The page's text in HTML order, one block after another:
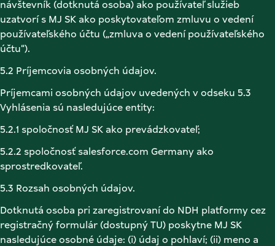
návštevník (dotknutá osoba) ako používateľ služieb
uzatvorí s MJ SK ako poskytovateľom zmluvu o vedení
používateľského účtu („zmluva o vedení používateľského
účtu“).
5.2 Príjemcovia osobných údajov.
Príjemcami osobných údajov uvedených v odseku 5.3
Vyhlásenia sú nasledujúce entity:
5.2.1 spoločnosť MJ SK ako prevádzkovateľ;
5.2.2 spoločnosť salesforce.com Germany ako
sprostredkovateľ.
5.3 Rozsah osobných údajov.
Dotknutá osoba pri zaregistrovaní do NDH platformy cez
registračný formulár (dostupný TU) poskytne MJ SK
nasledujúce osobné údaje: (i) údaj o pohlaví; (ii) meno a